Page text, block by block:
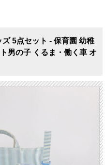
ズ 5点セット - 保育園 幼稚
男の子 くるま・働く車 オ